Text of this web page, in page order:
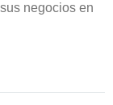
negocios en